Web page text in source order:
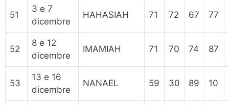
51
3 e 7
dicembre
HAHASIAH 71 72 67 77
52
8 e 12
dicembre
IMAMIAH 71 70 74 87
53
13 e 16
dicembre
NANAEL 59 30 89 10